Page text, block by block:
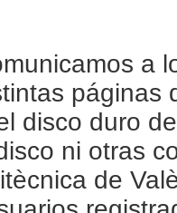
a
páginas
disco duro
ni otras
de